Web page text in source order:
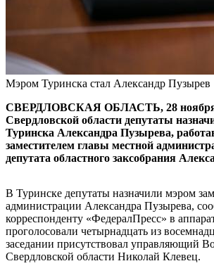
Мэром Туринска стал Александр Пузырев
СВЕРДЛОВСКАЯ ОБЛАСТЬ, 28 ноября,
Свердловской области депутаты
Туринска Александра Пузырева,
заместителем главы местной
депутата областного заксобрания
В Туринске депутаты назначили мэром
администрации Александра Пузырева,
корреспонденту «ФедералПресс» в
проголосовали четырнадцать из
заседании присутствовал управляющий
Свердловской области Николай Клевец.